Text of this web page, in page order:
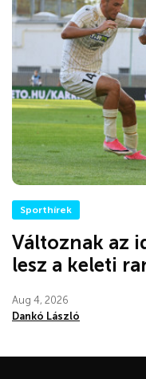
Sporthírek
Változnak az
lesz a keleti
Aug 4, 2026
Dankó László